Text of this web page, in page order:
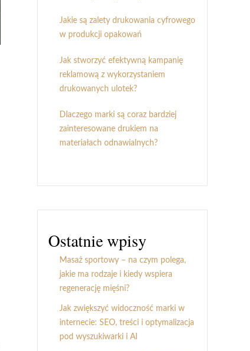
Jakie są zalety drukowania cyfrowego
w produkcji opakowań
Jak stworzyć efektywną kampanię
reklamową z wykorzystaniem
drukowanych ulotek?
Dlaczego marki są coraz bardziej
zainteresowane drukiem na
materiałach odnawialnych?
Ostatnie wpisy
Masaż sportowy – na czym polega,
jakie ma rodzaje i kiedy wspiera
regenerację mięśni?
Jak zwiększyć widoczność marki w
internecie: SEO, treści i optymalizacja
pod wyszukiwarki i AI